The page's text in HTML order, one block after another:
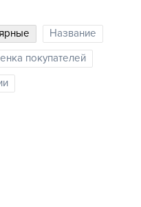
Название
покупателей